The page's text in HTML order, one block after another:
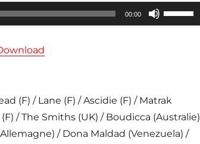
00:00
Utilisez
les
diminuer
(F) / Lane (F) / Ascidie (F) / Matrak
/ The Smiths (UK) / Boudicca (Australie)
/ Dona Maldad (Venezuela) /